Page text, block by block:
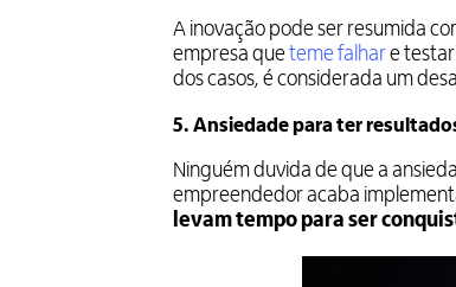
A inovação pode ser resumida
empresa queteme falhare
dos casos, é considerada um
5. Ansiedade para ter
Ninguém duvida de que a
empreendedor acaba
levam tempo para ser